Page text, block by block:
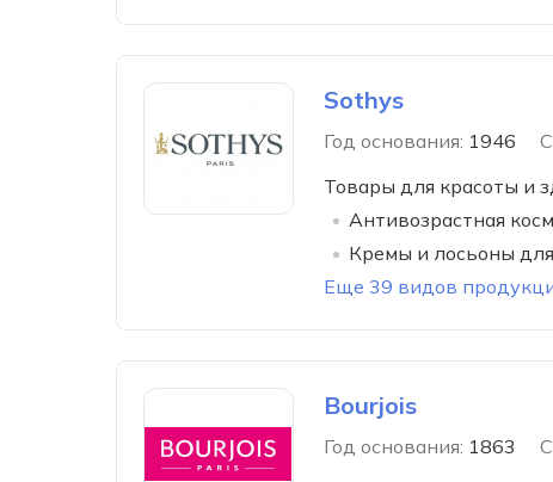
Sothys
Год основания: 1946
Товары для красоты и
Антивозрастная
Кремы и лосьоны
Еще 39 видов
Bourjois
Год основания: 1863